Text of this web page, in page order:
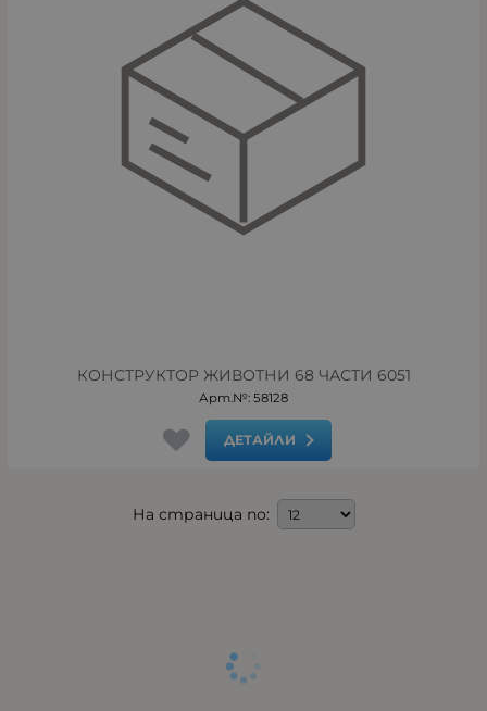
КОНСТРУКТОР ЖИВОТНИ 68 ЧАСТИ 6051
Арт.№: 58128
ДЕТАЙЛИ
На страница по: